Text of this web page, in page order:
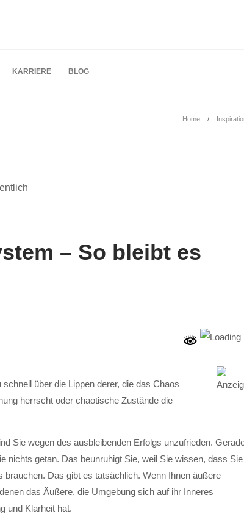
KARRIERE BLOG
Home
– So bleibt es
über die Lippen derer, die das Chaos
herrscht oder chaotische Zustände die
Sie wegen des ausbleibenden Erfolgs unzufrieden.
nichts getan. Das beunruhigt Sie, weil Sie wissen, dass Sie
Das gibt es tatsächlich. Wenn Ihnen äußere
das Äußere, die Umgebung sich auf ihr Inneres
und Klarheit hat.